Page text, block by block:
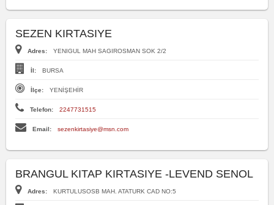
SEZEN KIRTASIYE
Adres: YENIGUL MAH SAGIROSMAN SOK 2/2
İl: BURSA
İlçe: YENİŞEHİR
Telefon: 2247731515
Email: sezenkirtasiye@msn.com
BRANGUL KITAP KIRTASIYE -LEVEND SENOL
Adres: KURTULUSOSB MAH. ATATURK CAD NO:5